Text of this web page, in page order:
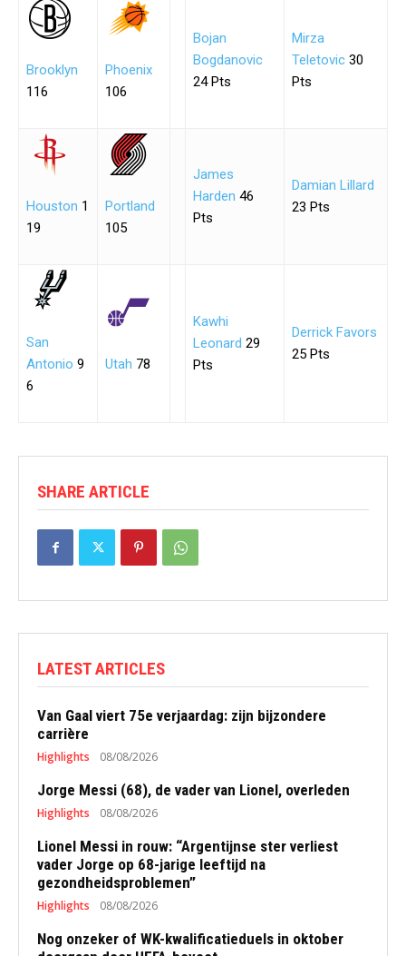
Brooklyn
116
Phoenix
106
Bojan
Bogdanovic
24 Pts
Mirza
Teletovic 30
Pts
Houston 1
19
Portland
105
James
Harden 46
Pts
Damian Lillard
23 Pts
San
Antonio 9
6
Utah 78
Kawhi
Leonard 29
Pts
Derrick Favors
25 Pts
SHARE ARTICLE
LATEST ARTICLES
Van Gaal viert 75e verjaardag: zijn bijzondere
carrière
Highlights 08/08/2026
Jorge Messi (68), de vader van Lionel, overleden
Highlights 08/08/2026
Lionel Messi in rouw: “Argentijnse ster verliest
vader Jorge op 68-jarige leeftijd na
gezondheidsproblemen”
Highlights 08/08/2026
Nog onzeker of WK-kwalificatieduels in oktober